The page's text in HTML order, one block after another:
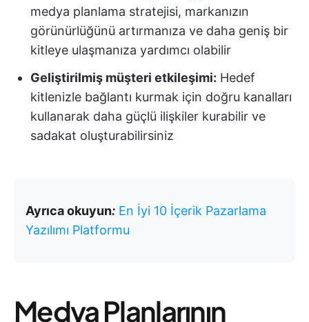
medya planlama stratejisi, markanızın
görünürlüğünü artırmanıza ve daha geniş bir
kitleye ulaşmanıza yardımcı olabilir
Geliştirilmiş müşteri etkileşimi: Hedef
kitlenizle bağlantı kurmak için doğru kanalları
kullanarak daha güçlü ilişkiler kurabilir ve
sadakat oluşturabilirsiniz
Ayrıca okuyun: En İyi 10 İçerik Pazarlama
Yazılımı Platformu
Medya Planlarının